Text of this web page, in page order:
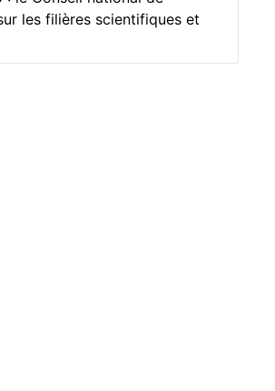
les filières scientifiques et